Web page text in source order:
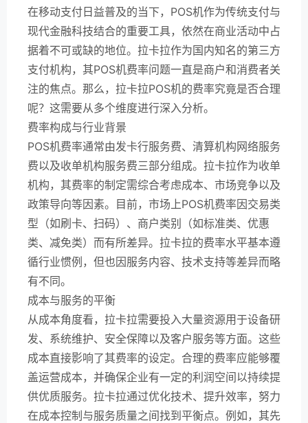
在移动支付日益普及的当下，POS机作为传统支付与
现代金融科技结合的重要工具，依然在商业活动中占
据着不可或缺的地位。拉卡拉作为国内知名的第三方
支付机构，其POS机费率问题一直是商户和消费者关
注的焦点。那么，拉卡拉POS机的费率究竟是否合理
呢？这需要从多个维度进行深入分析。
费率构成与行业背景
POS机费率通常由发卡行服务费、清算机构网络服务
费以及收单机构服务费三部分组成。拉卡拉作为收单
机构，其费率的制定需综合考虑成本、市场竞争以及
政策导向等因素。目前，市场上POS机费率因交易类
型（如刷卡、扫码）、商户类别（如标准类、优惠
类、减免类）而有所差异。拉卡拉的费率水平基本遵
循行业惯例，但也因服务内容、技术支持等差异而略
有不同。
成本与服务的平衡
从成本角度看，拉卡拉需要投入大量资源用于设备研
发、系统维护、安全保障以及客户服务等方面。这些
成本直接影响了其费率的设定。合理的费率应能够覆
盖运营成本，并确保企业有一定的利润空间以持续提
供优质服务。拉卡拉通过优化技术、提升效率，努力
在成本控制与服务质量之间找到平衡点。例如，其先